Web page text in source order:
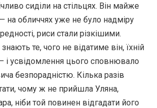
сиділи на стільцях. Він майже
на обличчях уже не було надміру
риси стали різкішими.
те, чого не відатиме він, їхній
і усвідомлення цього сповнювало
безпорадністю. Кілька разів
чому ж не прийшла Уляна,
ніби той повинен відгадати його